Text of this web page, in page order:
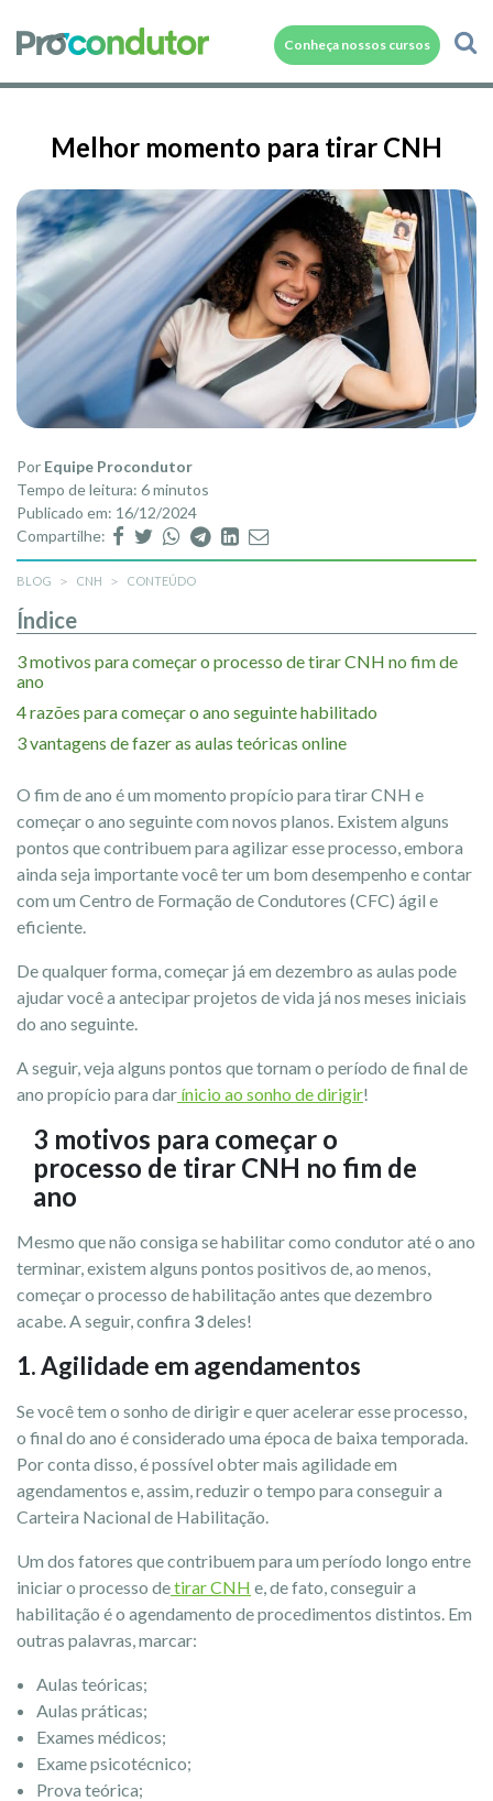
Conheça nossos cursos
Melhor momento para tirar CNH
Por Equipe Procondutor
Tempo de leitura: 6 minutos
Publicado em: 16/12/2024
Compartilhe:
BLOG CNH CONTEÚDO
Índice
3 motivos para começar o processo de tirar CNH no fim de
ano
4 razões para começar o ano seguinte habilitado
3 vantagens de fazer as aulas teóricas online
O fim de ano é um momento propício para tirar CNH e
começar o ano seguinte com novos planos. Existem alguns
pontos que contribuem para agilizar esse processo, embora
ainda seja importante você ter um bom desempenho e contar
com um Centro de Formação de Condutores (CFC) ágil e
eficiente.
De qualquer forma, começar já em dezembro as aulas pode
ajudar você a antecipar projetos de vida já nos meses iniciais
do ano seguinte.
A seguir, veja alguns pontos que tornam o período de final de
ano propício para dar ínicio ao sonho de dirigir!
3 motivos para começar o
processo de tirar CNH no fim de
ano
Mesmo que não consiga se habilitar como condutor até o ano
terminar, existem alguns pontos positivos de, ao menos,
começar o processo de habilitação antes que dezembro
acabe. A seguir, confira 3deles!
1. Agilidade em agendamentos
Se você tem o sonho de dirigir e quer acelerar esse processo,
o final do ano é considerado uma época de baixa temporada.
Por conta disso, é possível obter mais agilidade em
agendamentos e, assim, reduzir o tempo para conseguir a
Carteira Nacional de Habilitação.
Um dos fatores que contribuem para um período longo entre
iniciar o processo detirar CNH e, de fato, conseguir a
habilitação é o agendamento de procedimentos distintos. Em
outras palavras, marcar:
Aulas teóricas;
Aulas práticas;
Exames médicos;
Exame psicotécnico;
Prova teórica;